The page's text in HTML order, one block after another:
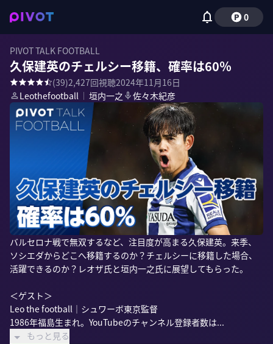
0
PIVOT TALK FOOTBALL
久保建英のチェルシー移籍、確率は60％
(39)2,427回視聴2024年11月16日
Leothefootball ｜ 垣内一之 佐々木紀彦
バルセロナ戦で無双するなど、注目度が高まる久保建英。来季、
ソシエダからどこへ移籍するのか？チェルシーに移籍した場合、
活躍できるのか？レオザ氏と垣内一之氏に展望してもらった。
＜ゲスト＞
Leo the football｜シュワーボ東京監督
1986年福島生まれ。YouTubeのチャンネル登録者数は...
もっと見る